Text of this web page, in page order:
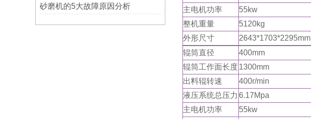
砂磨机的5大故障原因分析
主电机功率
55kw
整机重量
5120kg
外形尺寸
2643*1703*2295mm
辊筒直径
400mm
辊筒工作面长度1300mm
出料辊转速
400r/min
液压系统总压力 6.17Mpa
主电机功率
55kw